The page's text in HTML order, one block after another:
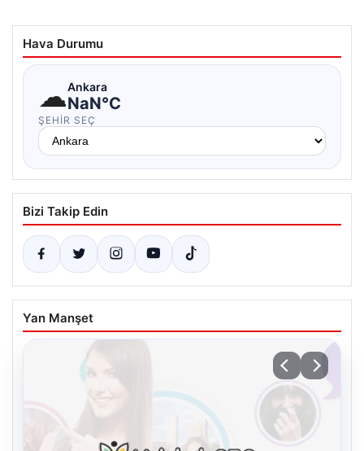
Hava Durumu
☁Ankara
NaN°C
ŞEHIR SEÇ
Bizi Takip Edin
Yan Manşet